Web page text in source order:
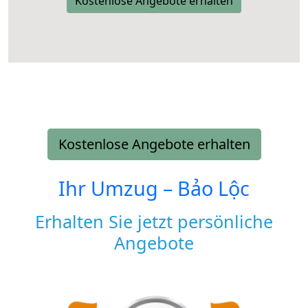
Kostenlose Angebote erhalten
Ihr Umzug – Bảo Lộc
Erhalten Sie jetzt persönliche
Angebote